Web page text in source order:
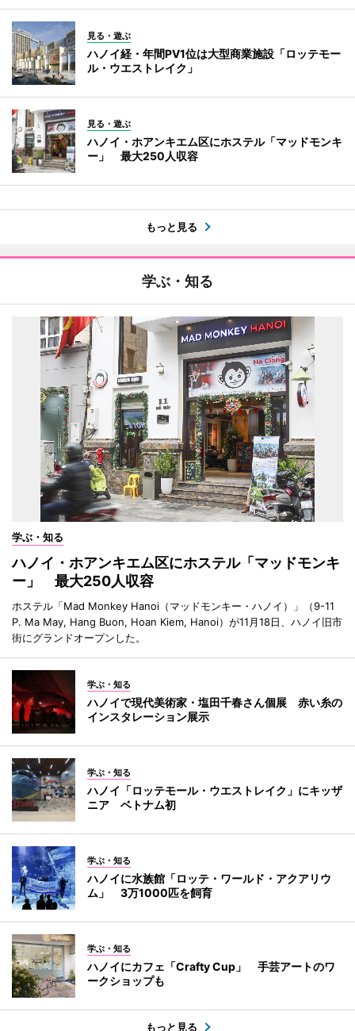
見る・遊ぶ
ハノイ経・年間PV1位は大型商業施設「ロッテモー
ル・ウエストレイク」
見る・遊ぶ
ハノイ・ホアンキエム区にホステル「マッドモンキ
ー」 最大250人収容
もっと見る
学ぶ・知る
学ぶ・知る
ハノイ・ホアンキエム区にホステル「マッドモンキ
ー」 最大250人収容
ホステル「Mad Monkey Hanoi（マッドモンキー・ハノイ）」（9-11
P. Ma May, Hang Buon, Hoan Kiem, Hanoi）が11月18日、ハノイ旧市
街にグランドオープンした。
学ぶ・知る
ハノイで現代美術家・塩田千春さん個展 赤い糸の
インスタレーション展示
学ぶ・知る
ハノイ「ロッテモール・ウエストレイク」にキッザ
ニア ベトナム初
学ぶ・知る
ハノイに水族館「ロッテ・ワールド・アクアリウ
ム」 3万1000匹を飼育
学ぶ・知る
ハノイにカフェ「Crafty Cup」 手芸アートのワ
ークショップも
もっと見る